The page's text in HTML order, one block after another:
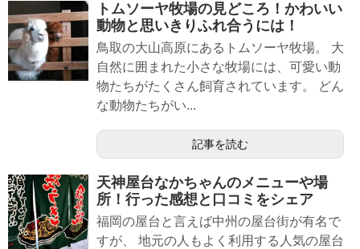
トムソーヤ牧場の見どころ！かわいい
動物と思いきりふれ合うには！
鳥取の大山高原にあるトムソーヤ牧場。 大
自然に囲まれた小さな牧場には、可愛い動
物たちがたくさん飼育されています。 どん
な動物たちがい...
記事を読む
天神屋台なかちゃんのメニューや場
所！行った感想と口コミをシェア
福岡の屋台と言えば中州の屋台街が有名で
すが、 地元の人もよく利用する人気の屋台